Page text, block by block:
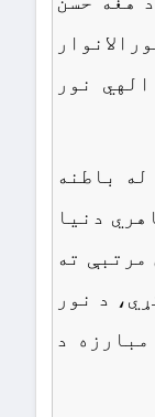
نور
باطنه
دنیا
ته
د نور
د